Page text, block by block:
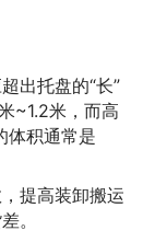
出托盘的“长”
~1.2米，而高
体积通常是
提高装卸搬运
。